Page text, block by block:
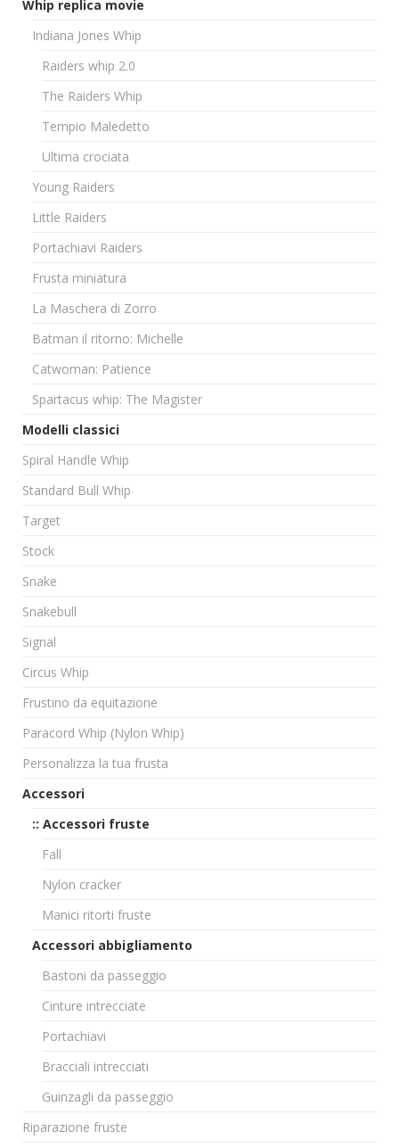
Whip replica movie
Indiana Jones Whip
Raiders whip 2.0
The Raiders Whip
Tempio Maledetto
Ultima crociata
Young Raiders
Little Raiders
Portachiavi Raiders
Frusta miniatura
La Maschera di Zorro
Batman il ritorno: Michelle
Catwoman: Patience
Spartacus whip: The Magister
Modelli classici
Spiral Handle Whip
Standard Bull Whip
Target
Stock
Snake
Snakebull
Signal
Circus Whip
Frustino da equitazione
Paracord Whip (Nylon Whip)
Personalizza la tua frusta
Accessori
:: Accessori fruste
Fall
Nylon cracker
Manici ritorti fruste
Accessori abbigliamento
Bastoni da passeggio
Cinture intrecciate
Portachiavi
Bracciali intrecciati
Guinzagli da passeggio
Riparazione fruste